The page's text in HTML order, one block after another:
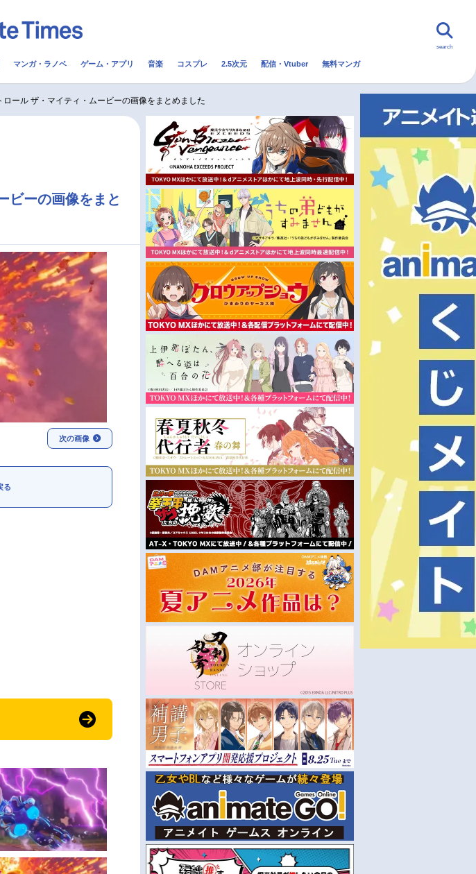
配信・Vtuber トレンド 無料マンガ
今期アニメ曜日別一覧
春アニメ
秋アニメ
冬アニメ
US
search
マンガ・ラノベ ゲーム・アプリ 音楽 コスプレ 2.5次元 配信・Vtuber 無料マンガ
ール ザ・マイティ・ムービーの画像をまとめました
ビーの画像をまと
次の画像
る